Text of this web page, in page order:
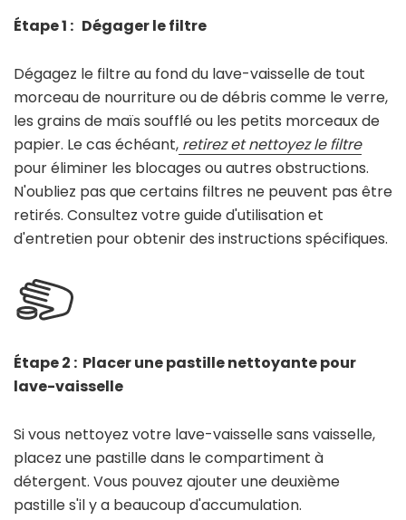
Étape 1 : Dégager le filtre
Dégagez le filtre au fond du lave-vaisselle de tout
morceau de nourriture ou de débris comme le verre,
les grains de maïs soufflé ou les petits morceaux de
papier. Le cas échéant, retirez et nettoyez le filtre
pour éliminer les blocages ou autres obstructions.
N'oubliez pas que certains filtres ne peuvent pas être
retirés. Consultez votre guide d'utilisation et
d'entretien pour obtenir des instructions spécifiques.
Étape 2 : Placer une pastille nettoyante pour
lave-vaisselle
Si vous nettoyez votre lave-vaisselle sans vaisselle,
placez une pastille dans le compartiment à
détergent. Vous pouvez ajouter une deuxième
pastille s'il y a beaucoup d'accumulation.